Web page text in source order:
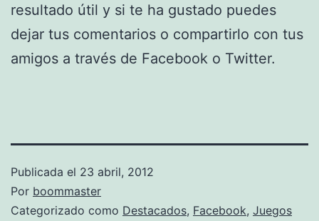
resultado útil y si te ha gustado puedes
dejar tus comentarios o compartirlo con tus
amigos a través de Facebook o Twitter.
Publicada el 23 abril, 2012
Por boommaster
Categorizado como Destacados, Facebook, Juegos